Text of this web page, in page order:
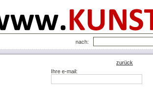
nach:
zurück
Ihre e-mail: